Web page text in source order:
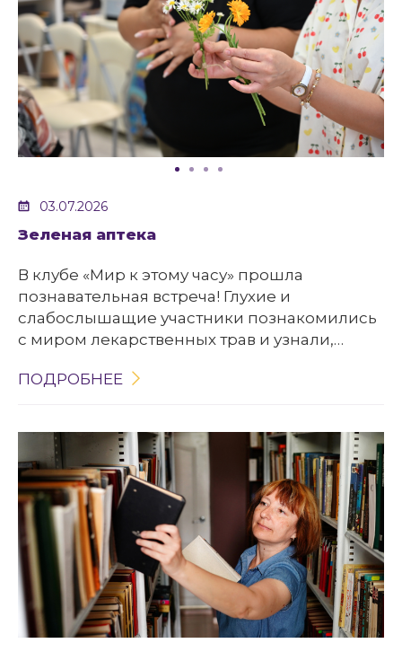
03.07.2026
Зеленая аптека
В клубе «Мир к этому часу» прошла
познавательная встреча! Глухие и
слабослышащие участники познакомились
с миром лекарственных трав и узнали,
растения организму.
ПОДРОБНЕЕ